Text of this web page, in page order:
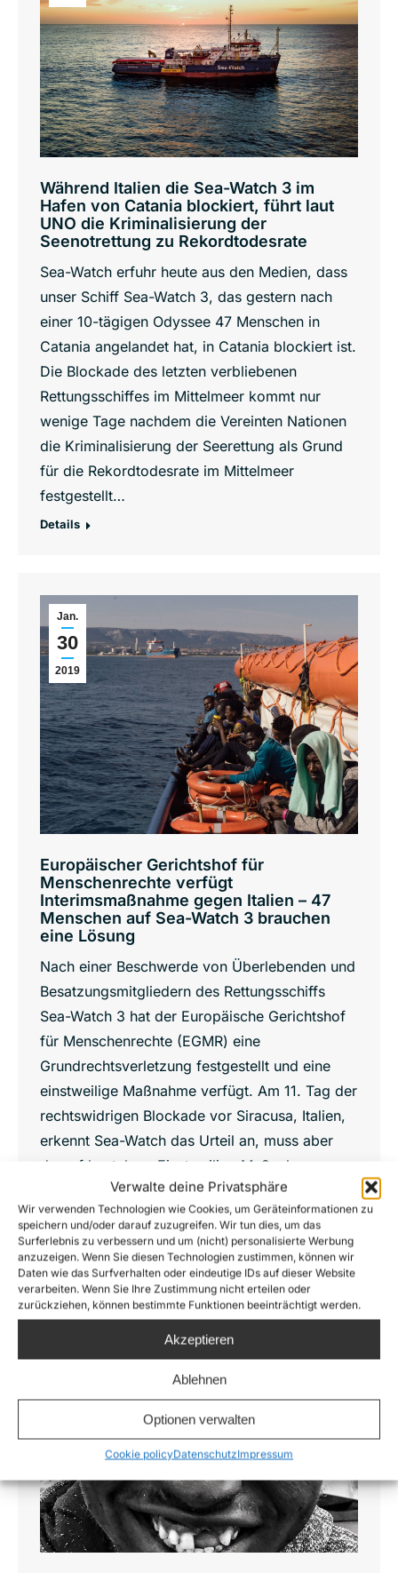
Verwalte deine Privatsphäre
Wir verwenden Technologien wie Cookies, um Geräteinformationen zu
speichern und/oder darauf zuzugreifen. Wir tun dies, um das
Surferlebnis zu verbessern und um (nicht) personalisierte Werbung
anzuzeigen. Wenn Sie diesen Technologien zustimmen, können wir
Daten wie das Surfverhalten oder eindeutige IDs auf dieser Website
verarbeiten. Wenn Sie Ihre Zustimmung nicht erteilen oder
zurückziehen, können bestimmte Funktionen beeinträchtigt werden.
Akzeptieren
Ablehnen
Optionen verwalten
Cookie policyDatenschutzImpressum
Während Italien die Sea-Watch 3 im
Hafen von Catania blockiert, führt laut
UNO die Kriminalisierung der
Seenotrettung zu Rekordtodesrate
Sea-Watch erfuhr heute aus den Medien, dass
unser Schiff Sea-Watch 3, das gestern nach
einer 10-tägigen Odyssee 47 Menschen in
Catania angelandet hat, in Catania blockiert ist.
Die Blockade des letzten verbliebenen
Rettungsschiffes im Mittelmeer kommt nur
wenige Tage nachdem die Vereinten Nationen
die Kriminalisierung der Seerettung als Grund
für die Rekordtodesrate im Mittelmeer
festgestellt…
Details
Jan.
30
2019
Europäischer Gerichtshof für
Menschenrechte verfügt
Interimsmaßnahme gegen Italien – 47
Menschen auf Sea-Watch 3 brauchen
eine Lösung
Nach einer Beschwerde von Überlebenden und
Besatzungsmitgliedern des Rettungsschiffs
Sea-Watch 3 hat der Europäische Gerichtshof
für Menschenrechte (EGMR) eine
Grundrechtsverletzung festgestellt und eine
einstweilige Maßnahme verfügt. Am 11. Tag der
rechtswidrigen Blockade vor Siracusa, Italien,
erkennt Sea-Watch das Urteil an, muss aber
darauf bestehen: Einstweilige Maßnahmen
reichen nicht, was es braucht, ist eine Lösung.
Der…
Details
29